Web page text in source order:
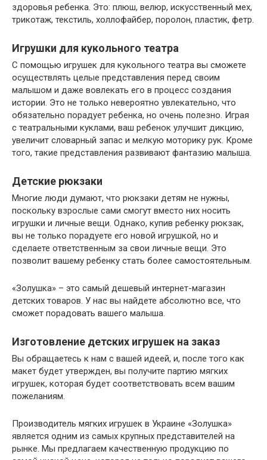
здоровья ребенка. Это: плюш, велюр, искусственный мех,
трикотаж, текстиль, холлофайбер, поролон, пластик, фетр.
​Игрушки для кукольного театра
С помощью игрушек для кукольного театра вы сможете
осуществлять целые представления перед своим
малышом и даже вовлекать его в процесс создания
истории. Это не только невероятно увлекательно, что
обязательно порадует ребенка, но очень полезно. Играя
с театральными куклами, ваш ребенок улучшит дикцию,
увеличит словарный запас и мелкую моторику рук. Кроме
того, такие представления развивают фантазию малыша.
Детские рюкзаки
Многие люди думают, что рюкзаки детям не нужны,
поскольку взрослые сами смогут вместо них носить
игрушки и личные вещи. Однако, купив ребенку рюкзак,
вы не только порадуете его новой игрушкой, но и
сделаете ответственным за свои личные вещи. Это
позволит вашему ребенку стать более самостоятельным.
«Золушка» – это самый дешевый интернет-магазин
детских товаров. У нас вы найдете абсолютно все, что
сможет порадовать вашего малыша.
Изготовление детских игрушек на заказ
Вы обращаетесь к нам с вашей идеей, и, после того как
макет будет утвержден, вы получите партию мягких
игрушек, которая будет соответствовать всем вашим
пожеланиям.
Производитель мягких игрушек в Украине «Золушка»
является одним из самых крупных представителей на
рынке. Мы предлагаем качественную продукцию по